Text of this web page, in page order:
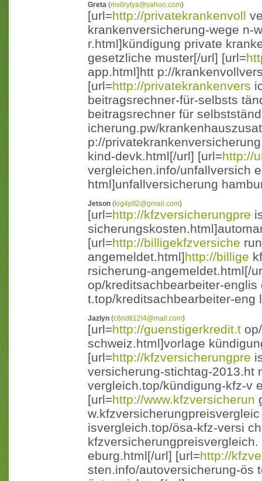
Greta (mv8rytya@yahoo.com)
[url=http://privatekrankenvoll
krankenversicherung-wege n-
r.html]kündigung private
gesetzliche muster[/url] [url=
app.html]htt p://
[url=http://privatekrankenvers
beitragsrechner-für-selbsts
beitragsrechner für
icherung.pw/
p://
kind-devk.html[/url] [url=http://
vergleichen.info/unfallversich
html]unfallversicherung
Jetson (kig4plt2@gmail.com)
[url=http://kfzversicherungpre
[url=http://billigekfzversiche
angemeldet.html]http://billige
rsicherung-angemeldet.html[/
op/kreditsachbearbeiter-englis
t.top/kreditsachbearbeiter-eng
Jazlyn (c6ndti12l4@mail.com)
[url=http://guenstigerkredit.t
schweiz.html]vorlage
[url=http://kfzversicherungpre
versicherung-stichtag-2013.ht
vergleich.top/kündigung-kfz-v
[url=http://www.kfzversicherun
isvergleich.top/ösa-kfz-versi
eburg.html[/url] [url=http://
sten.info/autoversicherung-ös